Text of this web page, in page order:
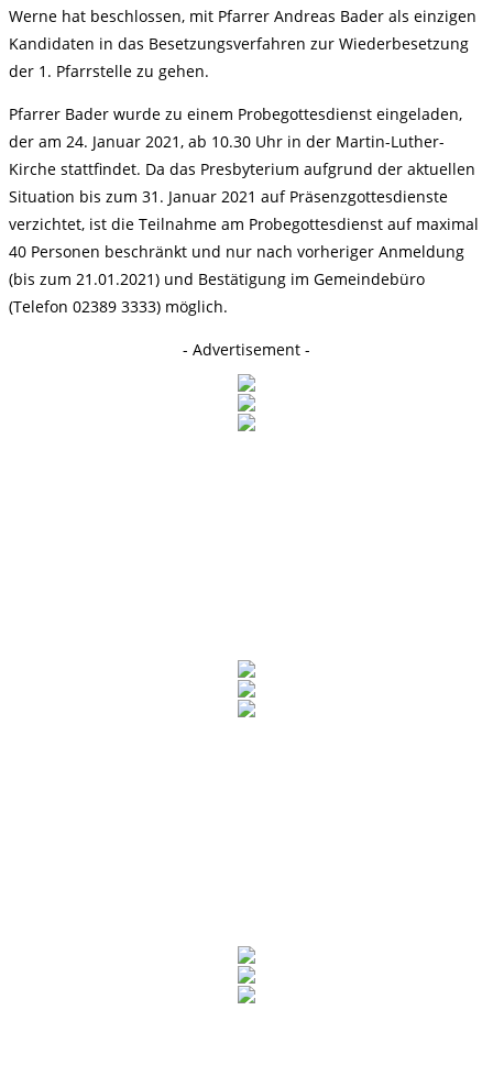
Werne hat beschlossen, mit Pfarrer Andreas Bader als einzigen
Kandidaten in das Besetzungsverfahren zur Wiederbesetzung
der 1. Pfarrstelle zu gehen.
Pfarrer Bader wurde zu einem Probegottesdienst eingeladen,
der am 24. Januar 2021, ab 10.30 Uhr in der Martin-Luther-
Kirche stattfindet. Da das Presbyterium aufgrund der aktuellen
Situation bis zum 31. Januar 2021 auf Präsenzgottesdienste
verzichtet, ist die Teilnahme am Probegottesdienst auf maximal
40 Personen beschränkt und nur nach vorheriger Anmeldung
(bis zum 21.01.2021) und Bestätigung im Gemeindebüro
(Telefon 02389 3333) möglich.
- Advertisement -